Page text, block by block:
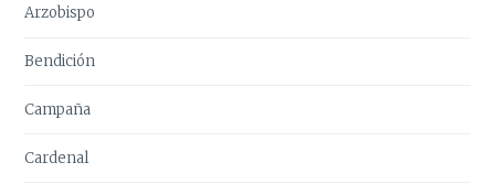
Arzobispo
Bendición
Campaña
Cardenal